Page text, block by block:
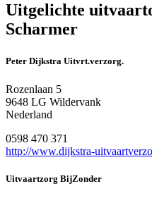
Uitgelichte
Scharmer
Peter Dijkstra Uitvrt.verzorg.
Rozenlaan 5
9648 LG Wildervank
Nederland
0598 470 371
http://www.dijkstra-
Uitvaartzorg BijZonder